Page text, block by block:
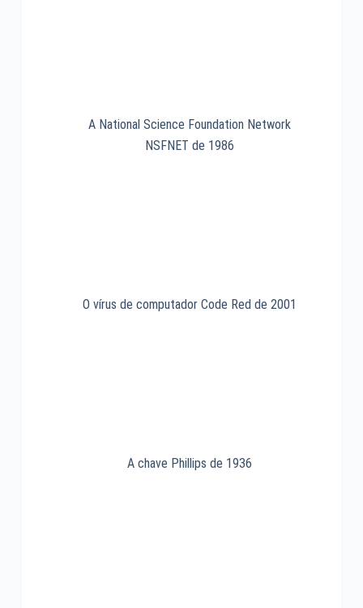
A National Science Foundation Network
NSFNET de 1986
O vírus de computador Code Red de 2001
A chave Phillips de 1936